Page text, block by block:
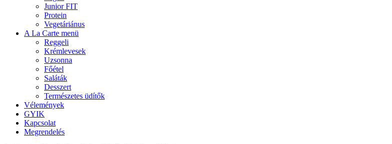
Junior FIT
Protein
Vegetáriánus
A La Carte menü
Reggeli
Krémlevesek
Uzsonna
Főétel
Saláták
Desszert
Természetes üdítők
Vélemények
GYIK
Kapcsolat
Megrendelés